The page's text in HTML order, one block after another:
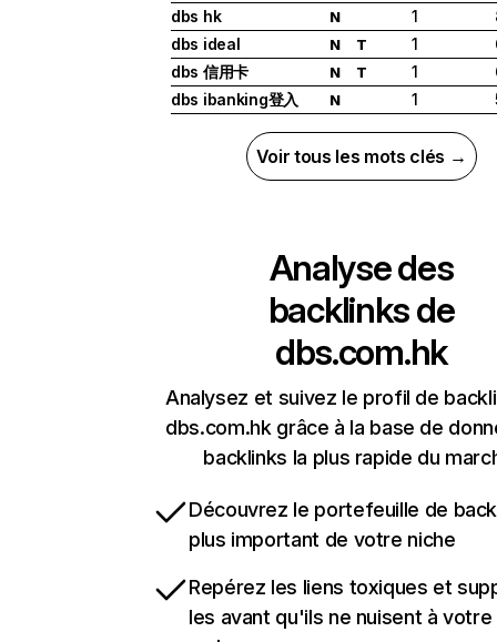
dbs hk
N 1
dbs ideal
N T 1
dbs 信用卡
N T 1
dbs ibanking登入
N 1
Voir tous les mots clés →
Analyse des
backlinks de
dbs.com.hk
Analysez et suivez le profil de
dbs.com.hk grâce à la base de
backlinks la plus rapide du
Découvrez le portefeuille de
plus important de votre niche
Repérez les liens toxiques et
les avant qu'ils ne nuisent à